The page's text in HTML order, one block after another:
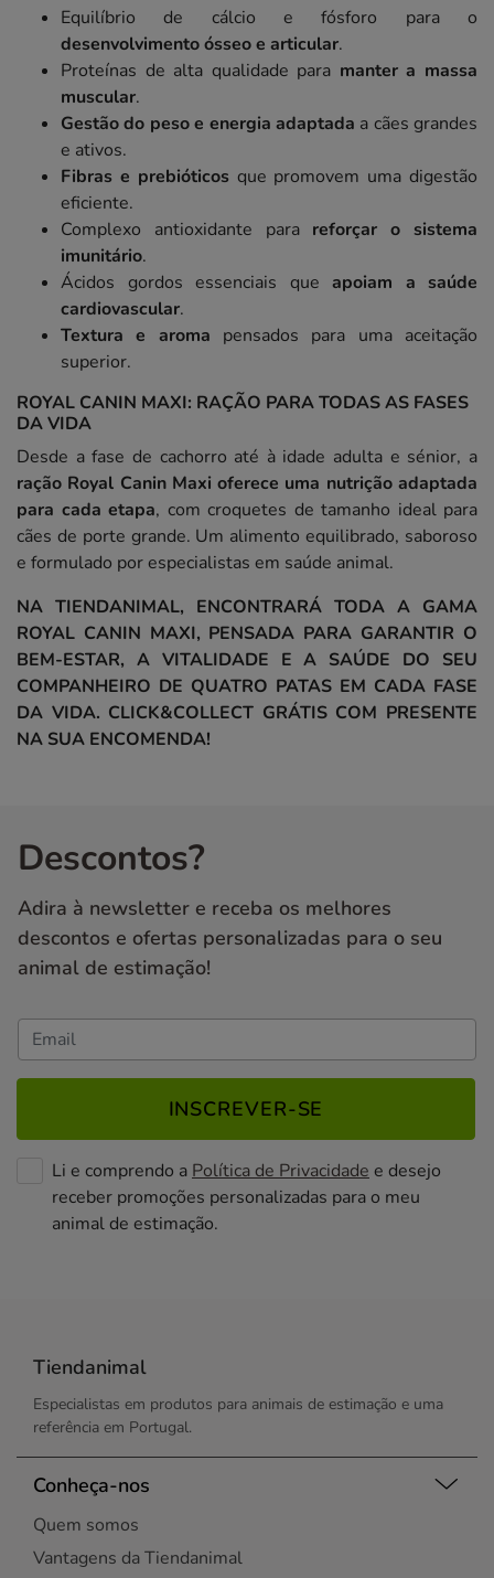
Equilíbrio de cálcio e fósforo para o
desenvolvimento ósseo e articular.
Proteínas de alta qualidade para manter a massa
muscular.
Gestão do peso e energia adaptada a cães grandes
e ativos.
Fibras e prebióticos que promovem uma digestão
eficiente.
Complexo antioxidante para reforçar o sistema
imunitário.
Ácidos gordos essenciais que apoiam a saúde
cardiovascular.
Textura e aroma pensados para uma aceitação
superior.
ROYAL CANIN MAXI: RAÇÃO PARA TODAS AS FASES
DA VIDA
Desde a fase de cachorro até à idade adulta e sénior, a
ração Royal Canin Maxi oferece uma nutrição adaptada
para cada etapa, com croquetes de tamanho ideal para
cães de porte grande. Um alimento equilibrado, saboroso
e formulado por especialistas em saúde animal.
NA TIENDANIMAL, ENCONTRARÁ TODA A GAMA
ROYAL CANIN MAXI, PENSADA PARA GARANTIR O
BEM-ESTAR, A VITALIDADE E A SAÚDE DO SEU
COMPANHEIRO DE QUATRO PATAS EM CADA FASE
DA VIDA. CLICK&COLLECT GRÁTIS COM PRESENTE
NA SUA ENCOMENDA!
Descontos?
Adira à newsletter e receba os melhores
descontos e ofertas personalizadas para o seu
animal de estimação!
INSCREVER-SE
Li e comprendo a Política de Privacidade e desejo
receber promoções personalizadas para o meu
animal de estimação.
Tiendanimal
Especialistas em produtos para animais de estimação e uma
referência em Portugal.
Conheça-nos
Quem somos
Vantagens da Tiendanimal